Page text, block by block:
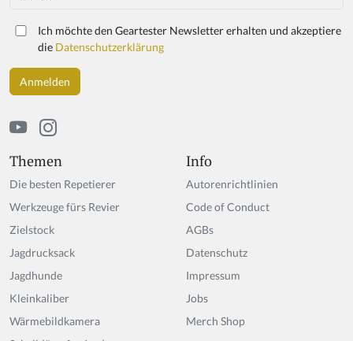
Themen
Die besten Repetierer
Werkzeuge fürs Revier
Zielstock
Jagdrucksack
Jagdhunde
Kleinkaliber
Wärmebildkamera
Info
Autorenrichtlinien
Code of Conduct
AGBs
Datenschutz
Impressum
Jobs
Merch Shop
h
a
n,
ig
n
o
r
t
hi
s
el
d
Ich möchte den Geartester Newsletter erhalten und akzeptiere
die Datenschutzerklärung